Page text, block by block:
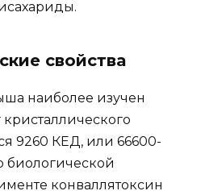
свойства
наиболее изучен
кристаллического
9260 КЕД, или 66600-
биологической
конваллятоксин